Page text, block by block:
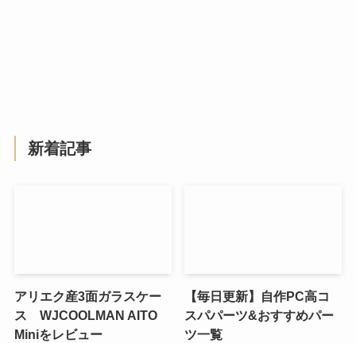
新着記事
アリエク産3面ガラスケー
ス WJCOOLMAN AITO
Miniをレビュー
【毎日更新】自作PC高コ
スパパーツ&おすすめパー
ツ一覧